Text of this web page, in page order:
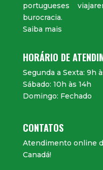
portugueses
burocracia.
Saiba mais
HORÁRIO DE
Segunda a Sexta: 9h
Sábado: 10h às 14h
Domingo: Fechado
CONTATOS
Atendimento online
Canadá!